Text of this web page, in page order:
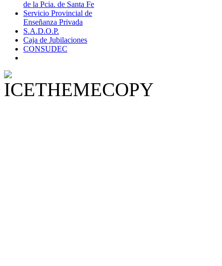
de la Pcia. de Santa Fe
Servicio Provincial de
Enseñanza Privada
S.A.D.O.P.
Caja de Jubilaciones
CONSUDEC